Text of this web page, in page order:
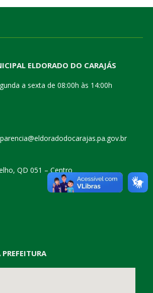
ELDORADO DO CARAJÁS
a sexta de 08:00h às 14:00h
QD 051 – Centro